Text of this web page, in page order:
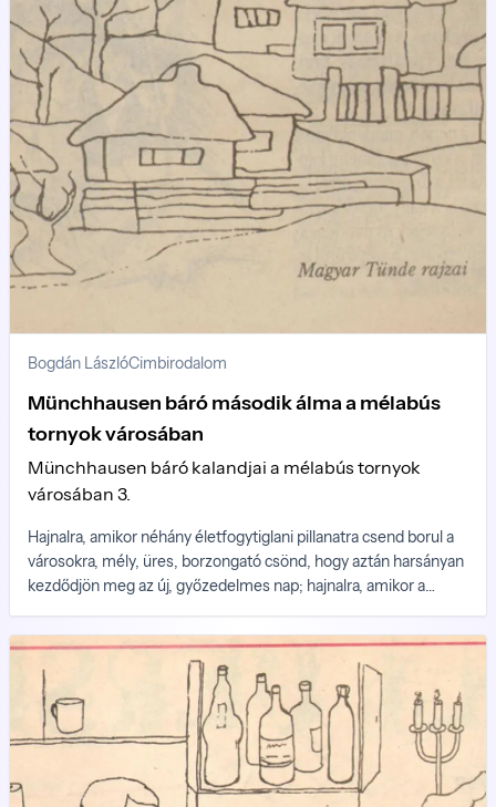
Bogdán LászlóCimbirodalom
Münchhausen báró második álma a mélabús
tornyok városában
Münchhausen báró kalandjai a mélabús tornyok
városában 3.
Hajnalra, amikor néhány életfogytiglani pillanatra csend borul a
városokra, mély, üres, borzongató csönd, hogy aztán harsányan
kezdődjön meg az új, győzedelmes nap; hajnalra, amikor a
dohányfüstben elveszetten bámulnak maguk elé; hajnalra,
amikor a legszenvedélyesebb szeretők elfáradva, békésen
nyúlnak el egymás mellett a gyűrött lepedőn, s a külvárosok
szegényei szemüket dörzsölve álmosan indulnak a kiserdőbe
fát lopni, Münchhausent is elnyomta az álom...